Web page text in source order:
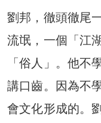
劉邦，徹頭徹尾
流氓，一個「江
「俗人」。他不
講口齒。因為不
會文化形成的。